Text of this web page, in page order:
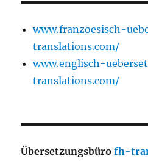
www.franzoesisch-
translations.com/
www.englisch-
translations.com/
Übersetzungsbürofh-